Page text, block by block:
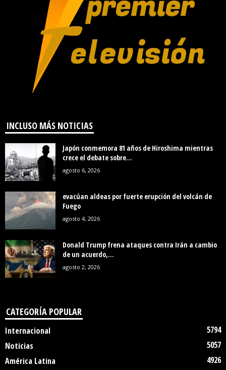
INCLUSO MÁS NOTICIAS
Japón conmemora 81 años de Hiroshima mientras
crece el debate sobre...
agosto 6, 2026
evacúan aldeas por fuerte erupción del volcán de
Fuego
agosto 4, 2026
Donald Trump frena ataques contra Irán a cambio
de un acuerdo,...
agosto 2, 2026
CATEGORÍA POPULAR
Internacional
5794
Noticias
5057
América Latina
4926